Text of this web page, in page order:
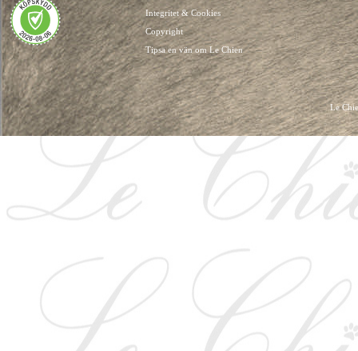
Integritet & Cookies
Copyright
Tipsa en vän om Le Chien
Le
HUNDKLÄDER, HUNDVÄSKOR, HUNDACCESSOARER, HUND KLÄDER,